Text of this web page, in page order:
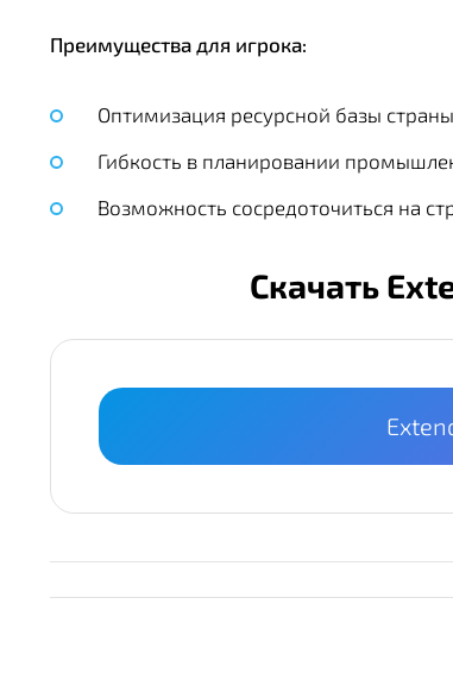
Преимущества для игрока:
Оптимизация ресурсной базы
Гибкость в планировании
Возможность сосредоточиться на
Скачать